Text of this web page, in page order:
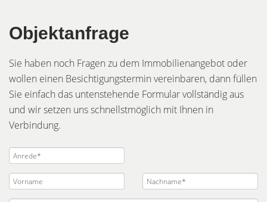
Objektanfrage
Sie haben noch Fragen zu dem Immobilienangebot oder
wollen einen Besichtigungstermin vereinbaren, dann füllen
Sie einfach das untenstehende Formular vollständig aus
und wir setzen uns schnellstmöglich mit Ihnen in
Verbindung.